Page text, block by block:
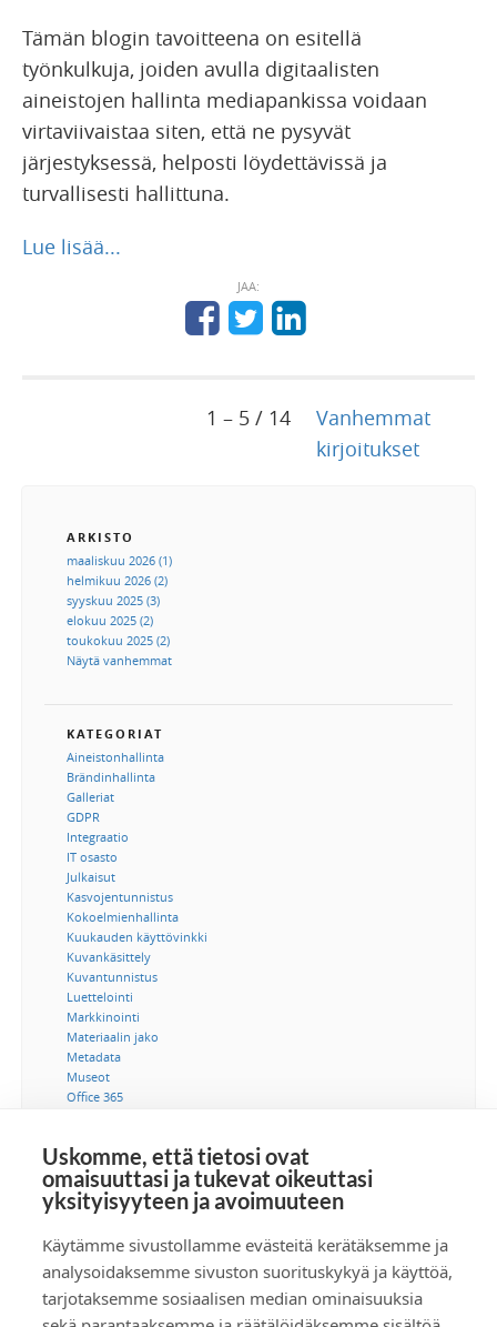
Uskomme, että tietosi ovat
omaisuuttasi ja tukevat oikeuttasi
yksityisyyteen ja avoimuuteen
Käytämme sivustollamme evästeitä kerätäksemme ja
analysoidaksemme sivuston suorituskykyä ja käyttöä,
tarjotaksemme sosiaalisen median ominaisuuksia
Tämän blogin tavoitteena on esitellä
työnkulkuja, joiden avulla digitaalisten
aineistojen hallinta mediapankissa voidaan
virtaviivaistaa siten, että ne pysyvät
järjestyksessä, helposti löydettävissä ja
turvallisesti hallittuna.
Lue lisää...
JAA:
1 – 5 / 14
Vanhemmat
kirjoitukset
ARKISTO
maaliskuu 2026 (1)
helmikuu 2026 (2)
syyskuu 2025 (3)
elokuu 2025 (2)
toukokuu 2025 (2)
Näytä vanhemmat
KATEGORIAT
Aineistonhallinta
Brändinhallinta
Galleriat
GDPR
Integraatio
IT osasto
Julkaisut
Kasvojentunnistus
Kokoelmienhallinta
Kuukauden käyttövinkki
Kuvankäsittely
Kuvantunnistus
Luettelointi
Markkinointi
Materiaalin jako
Metadata
Museot
Office 365
SSO-kertakirjautuminen
Suostumus
Tekijänoikeus
Tekoäly
Tietoturva
Tuotetiedonhallinta
Videot
Viestintä